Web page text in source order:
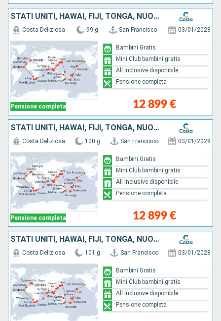
STATI UNITI, HAWAI, FIJI, TONGA, NUOVA ZELANDA, AUSTRALIA, GIAPPONE, SUD KOREA, TAIWAN, CINA, SINGAPORE, MALESIA, THAILANDIA, SRI LANKA, SUD AFRICA
Pensione completa
Costa Deliziosa 99 g San Francisco 03/01/2028
12 899 €
Bambini Gratis
Mini Club bambini gratis
All Inclusive disponibile
Pensione completa
STATI UNITI, HAWAI, FIJI, TONGA, NUOVA ZELANDA, AUSTRALIA, GIAPPONE, SUD KOREA, TAIWAN, CINA, SINGAPORE, MALESIA, THAILANDIA, SRI LANKA, SUD AFRICA
Pensione completa
Costa Deliziosa 100 g San Francisco 03/01/2028
12 899 €
Bambini Gratis
Mini Club bambini gratis
All Inclusive disponibile
Pensione completa
STATI UNITI, HAWAI, FIJI, TONGA, NUOVA ZELANDA, AUSTRALIA, GIAPPONE, SUD KOREA, TAIWAN, CINA, SINGAPORE, MALESIA, THAILANDIA, SUD AFRICA, ITALIA
Costa Deliziosa 101 g San Francisco 03/01/2028
Bambini Gratis
Mini Club bambini gratis
All Inclusive disponibile
Pensione completa